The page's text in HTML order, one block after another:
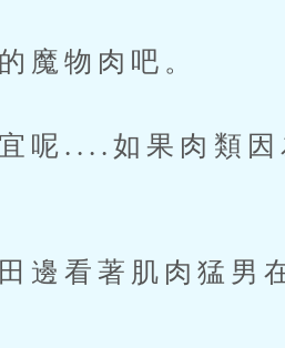
物肉吧。
....如果肉類因
看著肌肉猛男